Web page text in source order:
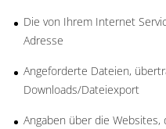
Die von Ihrem Internet
Adresse
Angeforderte Dateien,
Downloads/Dateiexport
Angaben über die